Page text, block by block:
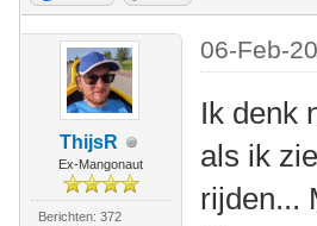
ThijsR
Ex-Mangonaut
Berichten: 372
06-Feb-
Ik denk
als ik
rijden...